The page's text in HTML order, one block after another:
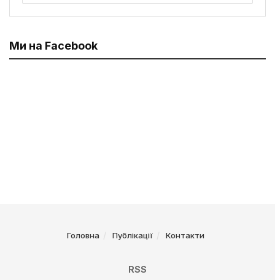
Ми на Facebook
Головна Публікації Контакти
RSS